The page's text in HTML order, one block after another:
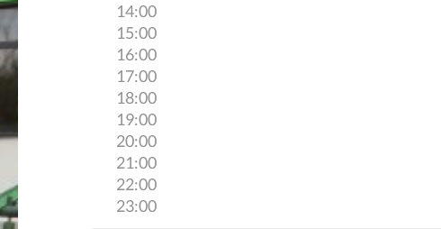
14:00
15:00
16:00
17:00
18:00
19:00
20:00
21:00
22:00
23:00